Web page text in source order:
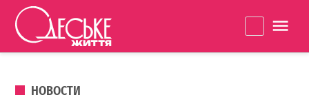
Перейти к содержанию
життя
ОПУБЛИКОВАНО В
НОВОСТИ